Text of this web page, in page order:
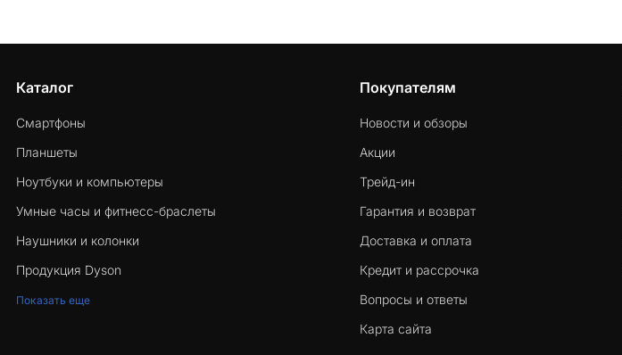
Каталог
Смартфоны
Планшеты
Ноутбуки и компьютеры
Умные часы и фитнесс-браслеты
Наушники и колонки
Продукция Dyson
Показать еще
Покупателям
Новости и обзоры
Акции
Трейд-ин
Гарантия и возврат
Доставка и оплата
Кредит и рассрочка
Вопросы и ответы
Карта сайта